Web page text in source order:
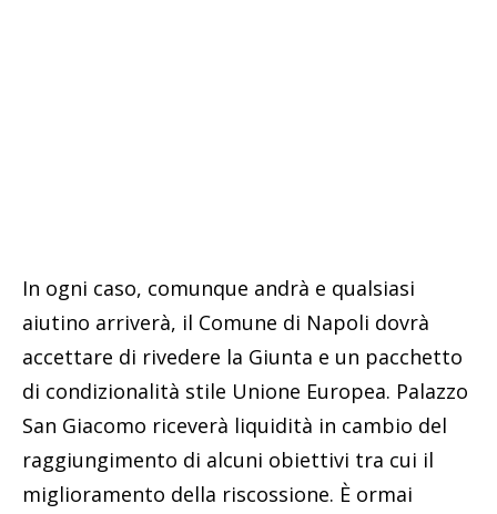
In ogni caso, comunque andrà e qualsiasi
aiutino arriverà, il Comune di Napoli dovrà
accettare di rivedere la Giunta e un pacchetto
di condizionalità stile Unione Europea. Palazzo
San Giacomo riceverà liquidità in cambio del
raggiungimento di alcuni obiettivi tra cui il
miglioramento della riscossione. È ormai